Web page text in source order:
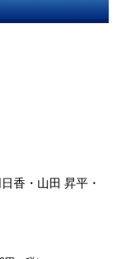
香 ・ 山田 昇平 ・